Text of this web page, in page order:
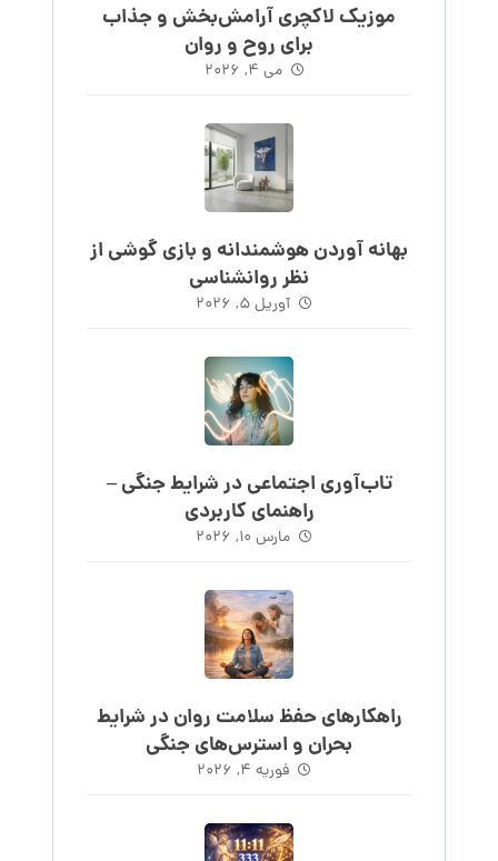
موزیک لاکچری آرامش‌بخش‌ و جذاب‌
برای روح و روان
می ۴, ۲۰۲۶
بهانه آوردن هوشمندانه و بازی گوشی از
نظر روانشناسی
آوریل ۵, ۲۰۲۶
تاب‌آوری اجتماعی در شرایط جنگی –
راهنمای کاربردی
مارس ۱۰, ۲۰۲۶
راهکارهای حفظ سلامت روان در شرایط
بحران و استرس‌های جنگی
فوریه ۴, ۲۰۲۶